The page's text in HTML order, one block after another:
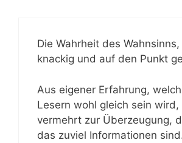
Die Wahrheit des
knackig und auf den Punkt
Aus eigener Erfahrung,
Lesern wohl gleich sein wird,
vermehrt zur Überzeugung,
das zuviel Informationen